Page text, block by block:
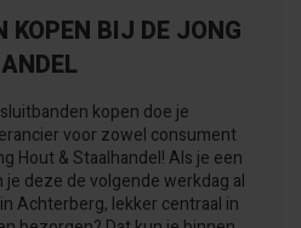
KOPEN BIJ DE JONG
kopen doe je
voor zowel consument
Hout & Staalhandel! Als je een
deze de volgende werkdag al
Achterberg, lekker centraal in